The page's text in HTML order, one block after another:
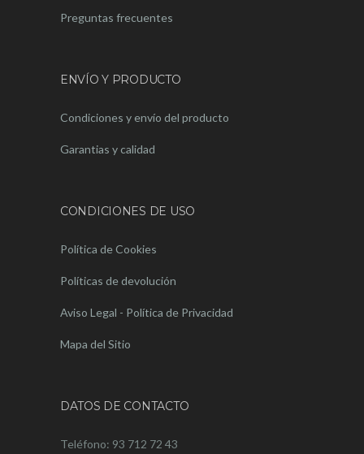
Preguntas frecuentes
ENVÍO Y PRODUCTO
Condiciones y envío del producto
Garantias y calidad
CONDICIONES DE USO
Política de Cookies
Políticas de devolución
Aviso Legal - Política de Privacidad
Mapa del Sitio
DATOS DE CONTACTO
Teléfono: 93 712 72 43